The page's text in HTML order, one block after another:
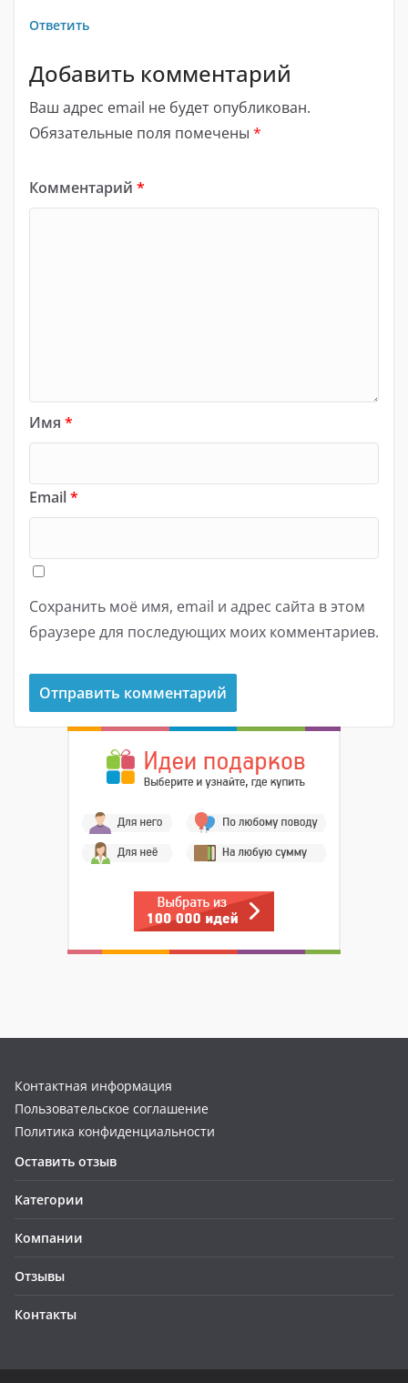
Ответить
Добавить комментарий
Ваш адрес email не будет опубликован.
Обязательные поля помечены *
Комментарий *
Имя *
Email*
Сохранить моё имя, email и адрес сайта в этом
браузере для последующих моих комментариев.
Контактная информация
Пользовательское соглашение
Политика конфиденциальности
Оставить отзыв
Категории
Компании
Отзывы
Контакты